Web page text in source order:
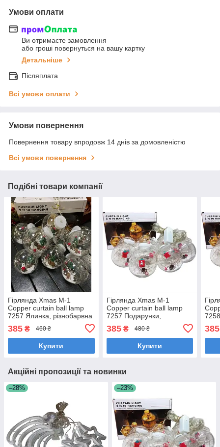
Умови оплати
Ви отримаєте замовлення
або гроші повернуться на вашу картку
Детальніше
Післяплата
Всі умови оплати
Умови повернення
Повернення товару впродовж 14 днів за домовленістю
Всі умови повернення
Подібні товари компанії
Гірлянда Xmas M-1
Copper curtain ball lamp
7257 Ялинка, різнобарвна
385 ₴ 460 ₴
Купити
Гірлянда Xmas M-1
Copper curtain ball lamp
7257 Подарунки,
385₴ 480 ₴
Купити
385
Акційні пропозиції та новинки
–28% –23%